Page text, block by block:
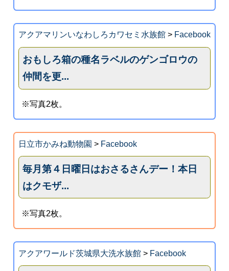
アクアマリンいなわしろカワセミ水族館> Facebook
おもしろ箱の種名ラベルのゲンゴロウの
仲間を更...
※写真2枚。
日立市かみね動物園 > Facebook
毎月第４日曜日はおさるさんデー！本日
はクモザ...
※写真2枚。
アクアワールド茨城県大洗水族館> Facebook